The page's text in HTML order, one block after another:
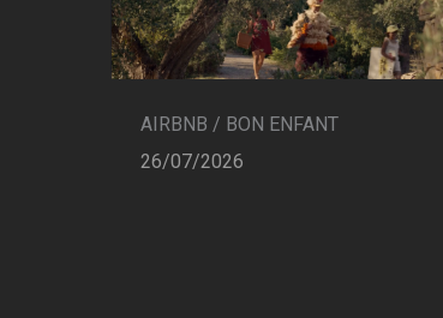
AIRBNB / BON ENFANT
26/07/2026